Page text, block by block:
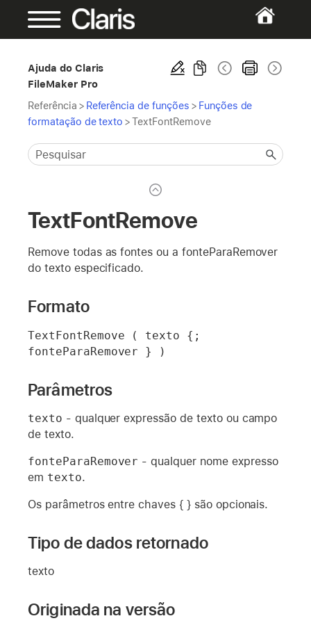
Ajuda do Claris
FileMaker Pro
Referência > Referência de funções > Funções de
formatação de texto >TextFontRemove
TextFontRemove
Remove todas as fontes ou a fonteParaRemover
do texto especificado.
Formato
TextFontRemove ( texto {;
fonteParaRemover } )
Parâmetros
texto - qualquer expressão de texto ou campo
de texto.
fonteParaRemover - qualquer nome expresso
em texto.
Os parâmetros entre chaves { } são opcionais.
Tipo de dados retornado
texto
Originada na versão